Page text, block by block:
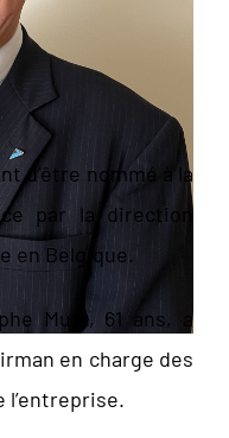
d’être nommé à la
par la direction
en Belgique.
Mutz, 61 ans, a
en charge des